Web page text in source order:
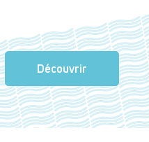
Découvrir